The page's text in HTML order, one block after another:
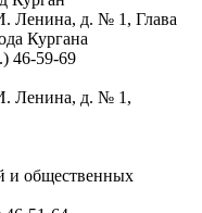
Ленина, д. № 1, Глава
Кургана
46-59-69
Ленина, д. № 1,
и общественных